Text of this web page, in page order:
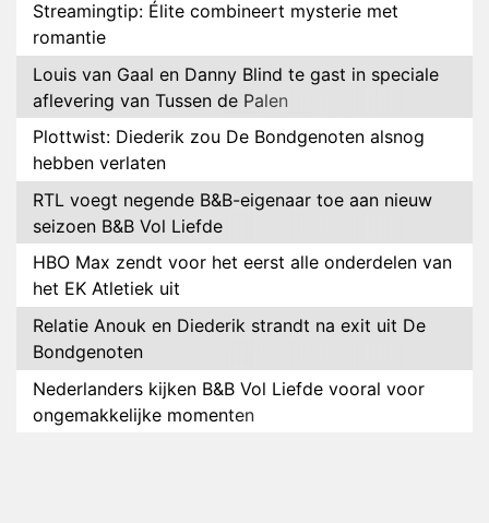
Streamingtip: Élite combineert mysterie met
romantie
Louis van Gaal en Danny Blind te gast in speciale
aflevering van Tussen de Palen
Plottwist: Diederik zou De Bondgenoten alsnog
hebben verlaten
RTL voegt negende B&B-eigenaar toe aan nieuw
seizoen B&B Vol Liefde
HBO Max zendt voor het eerst alle onderdelen van
het EK Atletiek uit
Relatie Anouk en Diederik strandt na exit uit De
Bondgenoten
Nederlanders kijken B&B Vol Liefde vooral voor
ongemakkelijke momenten